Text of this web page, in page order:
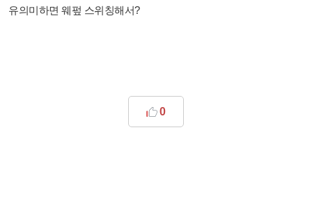
유의미하면 웨펖 스위칭해서?
0